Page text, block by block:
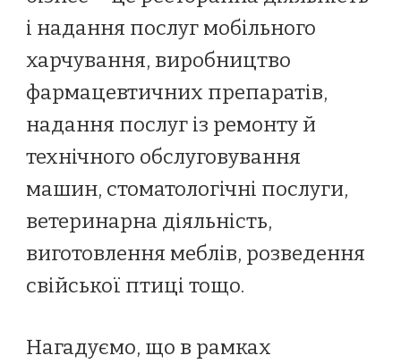
і надання послуг мобільного
харчування, виробництво
фармацевтичних препаратів,
надання послуг із ремонту й
технічного обслуговування
машин, стоматологічні послуги,
ветеринарна діяльність,
виготовлення меблів, розведення
свійської птиці тощо.
Нагадуємо, що в рамках